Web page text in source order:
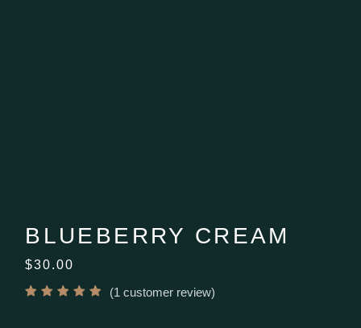
BLUEBERRY CREAM
$30.00
(1 customer review)